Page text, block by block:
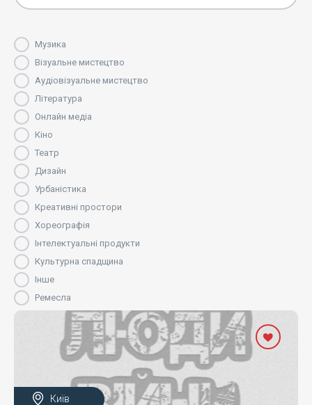
Музика
Візуальне мистецтво
Аудіовізуальне мистецтво
Література
Онлайн медіа
Кіно
Театр
Дизайн
Урбаністика
Креативні простори
Хореографія
Інтелектуальні продукти
Культурна спадщина
Інше
Ремесла
Київ